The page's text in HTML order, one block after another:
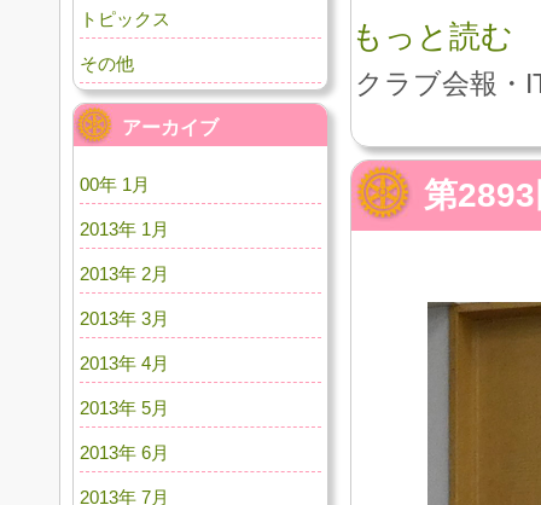
もっと読む
クラブ会報・
第
トピックス
その他
アーカイブ
00年 1月
2013年 1月
2013年 2月
2013年 3月
2013年 4月
2013年 5月
2013年 6月
2013年 7月